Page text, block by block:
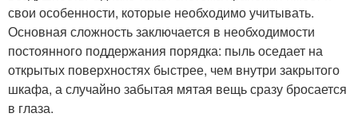
свои особенности, которые необходимо учитывать.
Основная сложность заключается в необходимости
постоянного поддержания порядка: пыль оседает на
открытых поверхностях быстрее, чем внутри закрытого
шкафа, а случайно забытая мятая вещь сразу бросается
в глаза.